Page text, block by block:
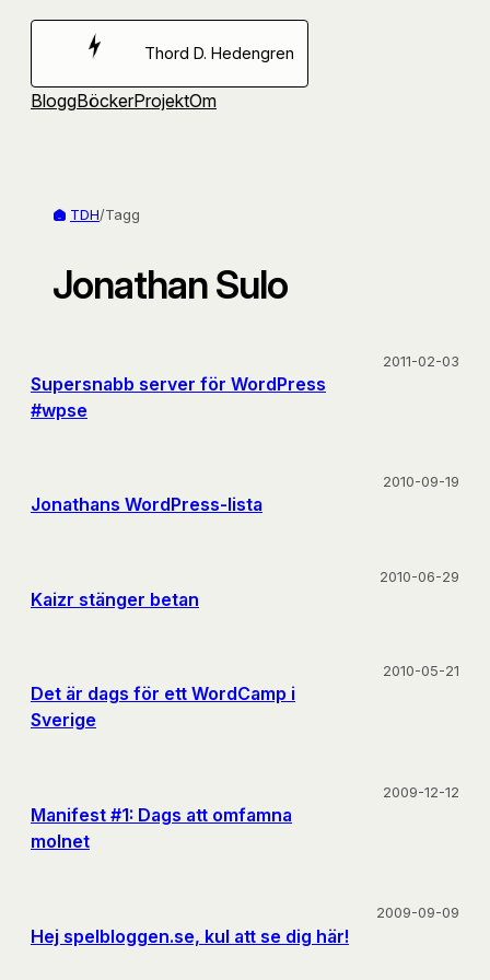
Hoppa
Thord D. Hedengren
BloggBöckerProjektOm
TDH/Tagg
Jonathan Sulo
Supersnabb server för WordPress
#wpse
2011-02-03
Jonathans WordPress-lista
2010-09-19
Kaizr stänger betan
2010-06-29
Det är dags för ett WordCamp i
Sverige
2010-05-21
Manifest #1: Dags att omfamna
molnet
2009-12-12
Hej spelbloggen.se, kul att se dig här!
2009-09-09